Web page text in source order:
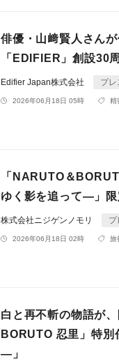
俳優・山﨑賢人さん
「EDIFIER」創設30
Edifier Japan株式会社 プレ
2026年06月18日 05時 精
「NARUTO＆
ゆく影を追って―」限
株式会社ニジゲンノモリ プ
2026年06月18日 02時 旅
白と再不斬の物語が
BORUTO 忍里」特
―」